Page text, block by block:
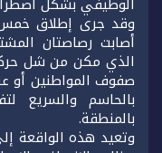
وقد جرى إطلاق خمس
أصابت رصاصتان
الذي مكن من شل
صفوف المواطنين أو
بالحاسم والسريع
بالمنطقة.
وتعيد هذه الواقعة